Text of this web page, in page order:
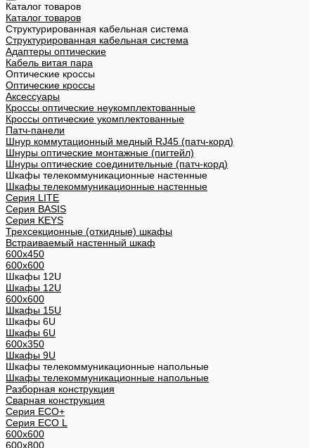
Каталог товаров
Каталог товаров
Структурированная кабельная система
Структурированная кабельная система
Адаптеры оптические
Кабель витая пара
Оптические кроссы
Оптические кроссы
Аксессуары
Кроссы оптические неукомплектованные
Кроссы оптические укомплектованные
Патч-панели
Шнур коммутационный медный RJ45 (патч-корд)
Шнуры оптические монтажные (пигтейл)
Шнуры оптические соединительные (патч-корд)
Шкафы телекоммуникационные настенные
Шкафы телекоммуникационные настенные
Cерия LITE
Cерия BASIS
Cерия KEYS
Трехсекционные (откидные) шкафы
Встраиваемый настенный шкаф
600x450
600x600
Шкафы 12U
Шкафы 12U
600x600
Шкафы 15U
Шкафы 6U
Шкафы 6U
600x350
Шкафы 9U
Шкафы телекоммуникационные напольные
Шкафы телекоммуникационные напольные
Разборная конструкция
Сварная конструкция
Серия ECO+
Серия ECO L
600x600
600x800